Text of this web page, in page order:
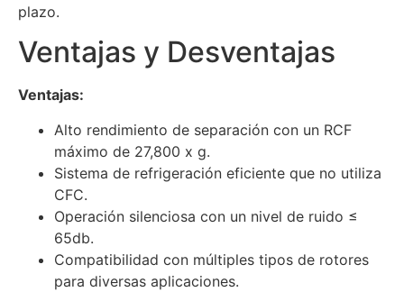
plazo.
Ventajas y Desventajas
Ventajas:
Alto rendimiento de separación con un RCF
máximo de 27,800 x g.
Sistema de refrigeración eficiente que no utiliza
CFC.
Operación silenciosa con un nivel de ruido ≤
65db.
Compatibilidad con múltiples tipos de rotores
para diversas aplicaciones.